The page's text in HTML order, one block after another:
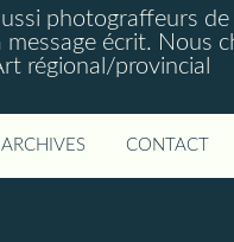
photograffeurs
écrit. Nous
régional/provincial
ARCHIVES CONTACT